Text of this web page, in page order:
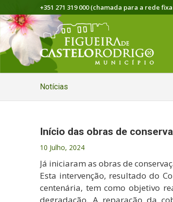
+351 271 319 000 (chamada para a rede
Notícias
Início das obras de
10 Julho, 2024
Já iniciaram as obras de
Esta intervenção, resultado do
centenária, tem como objetivo